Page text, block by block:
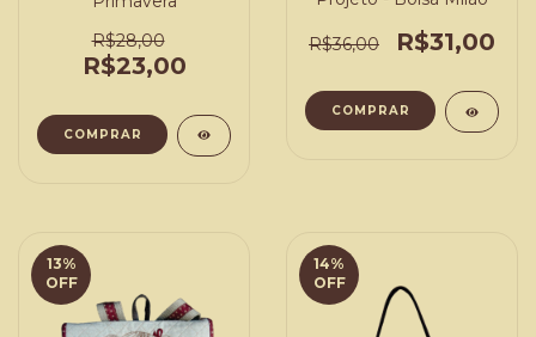
R$28,00
R$23,00
COMPRAR
R$36,00 R$31,00
COMPRAR
13%
OFF
14%
OFF